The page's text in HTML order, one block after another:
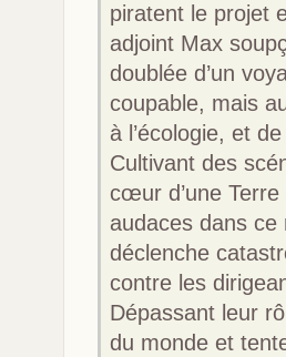
piratent le projet
adjoint Max
doublée d’un
coupable, mais
à l’écologie, et
Cultivant des
cœur d’une
audaces dans
déclenche
contre les
Dépassant leur
du monde et